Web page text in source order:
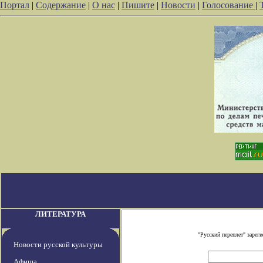
Портал | Содержание | О нас | Пишите | Новости | Голосование |
ЛИТЕРАТУРА
Новости русской культуры
"Русский переплет"